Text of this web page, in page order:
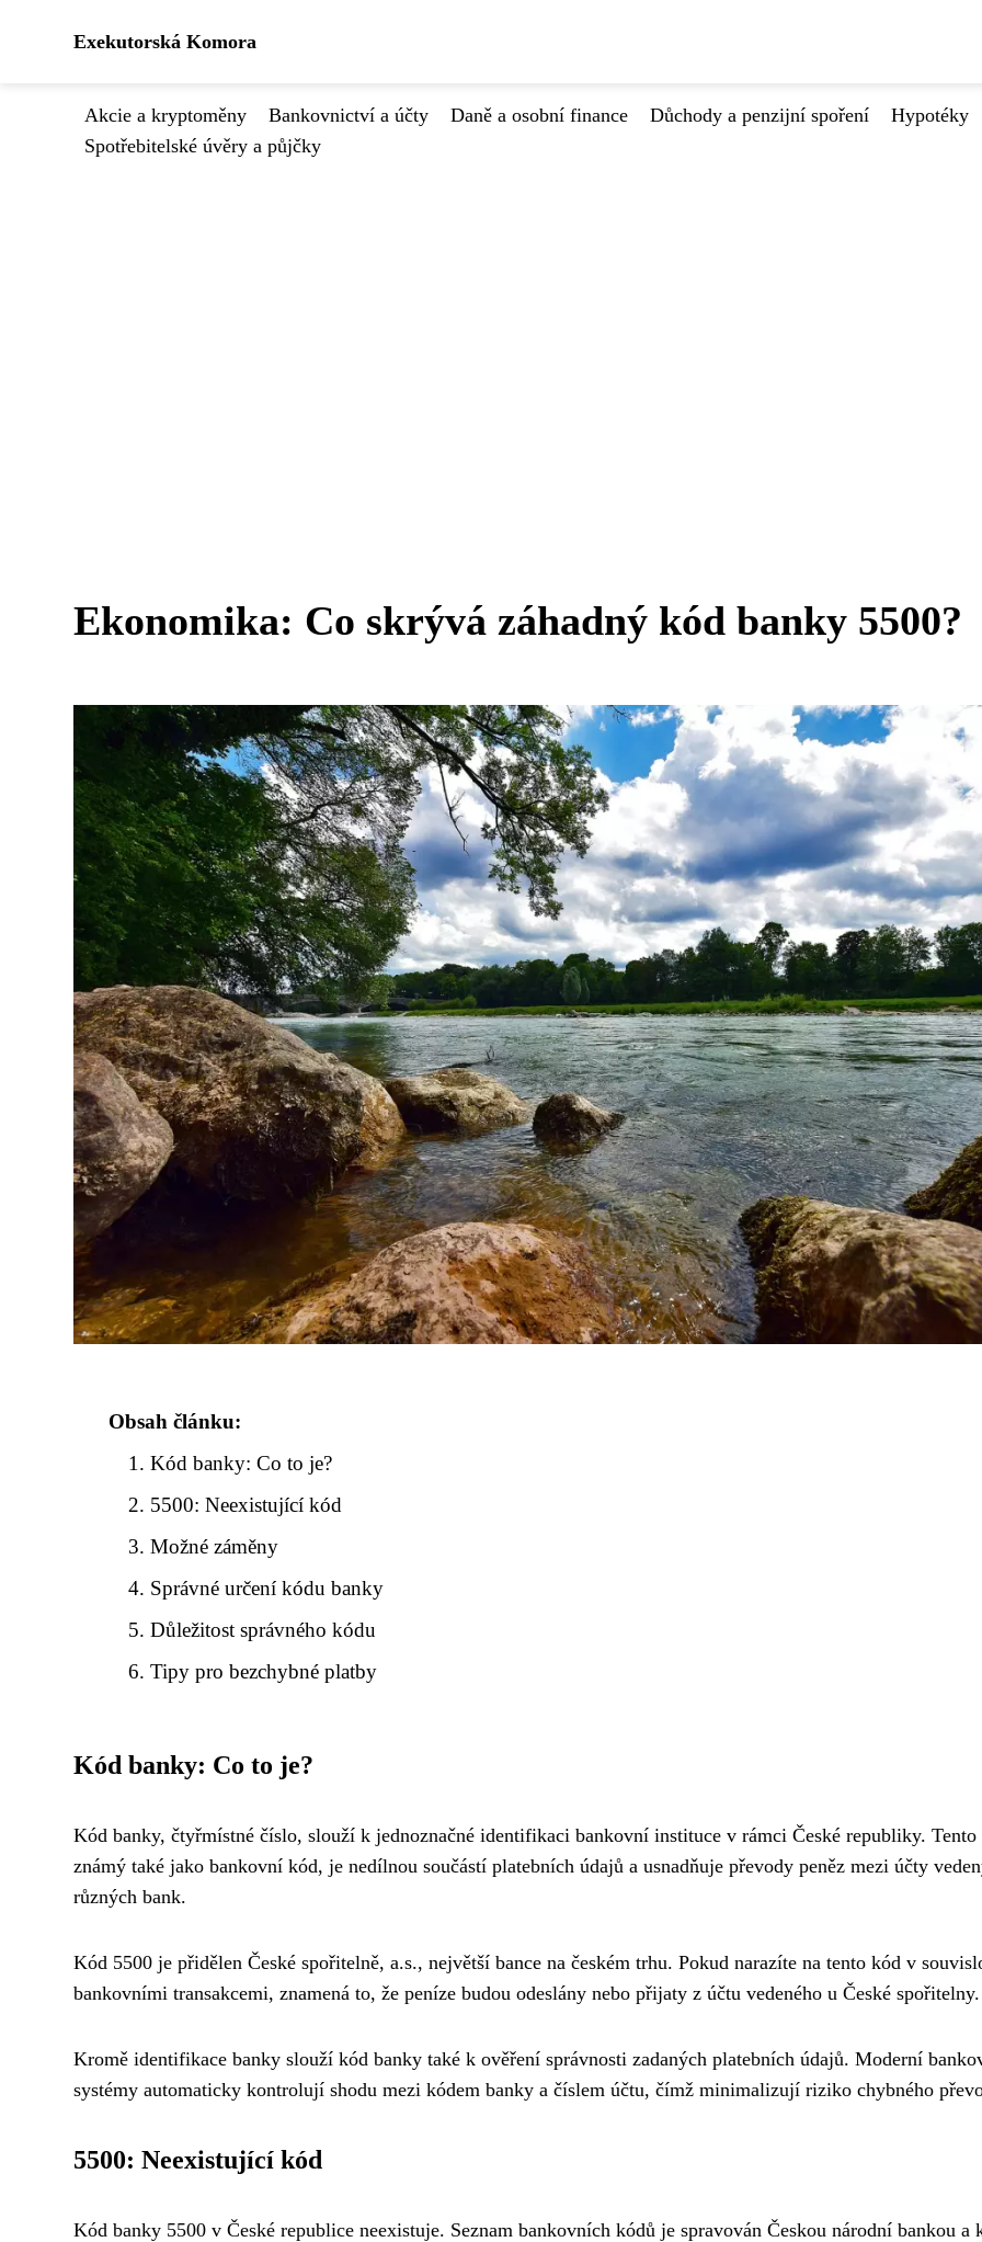
Exekutorská Komora
Akcie a kryptoměny Bankovnictví a účty Daně a osobní finance Důchody a penzijní spoření Hypotéky
Spotřebitelské úvěry a půjčky
Ekonomika: Co skrývá záhadný kód banky 5500?
Obsah článku:
Kód banky: Co to je?
5500: Neexistující kód
Možné záměny
Správné určení kódu banky
Důležitost správného kódu
Tipy pro bezchybné platby
Kód banky: Co to je?
Kód banky, čtyřmístné číslo, slouží k jednoznačné identifikaci bankovní instituce v rámci České republiky. Tento
známý také jako bankovní kód, je nedílnou součástí platebních údajů a usnadňuje převody peněz mezi účty
různých bank.
Kód 5500 je přidělen České spořitelně, a.s., největší bance na českém trhu. Pokud narazíte na tento kód v
bankovními transakcemi, znamená to, že peníze budou odeslány nebo přijaty z účtu vedeného u České spořitelny.
Kromě identifikace banky slouží kód banky také k ověření správnosti zadaných platebních údajů. Moderní
systémy automaticky kontrolují shodu mezi kódem banky a číslem účtu, čímž minimalizují riziko chybného
5500: Neexistující kód
Kód banky 5500 v České republice neexistuje. Seznam bankovních kódů je spravován Českou národní bankou a